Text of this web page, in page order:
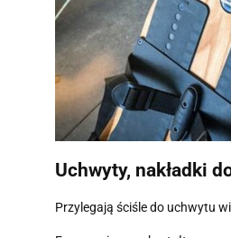
Uchwyty, nakładki
Przylegają ściśle do uchwytu